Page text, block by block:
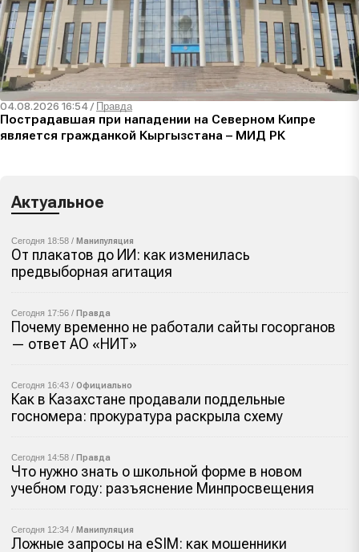
04.08.2026 16:54 / Правда
Пострадавшая при нападении на Северном Кипре
является гражданкой Кыргызстана – МИД РК
Актуальное
Сегодня 18:58 / Манипуляция
От плакатов до ИИ: как изменилась
предвыборная агитация
Сегодня 17:56 / Правда
Почему временно не работали сайты госорганов
— ответ АО «НИТ»
Сегодня 16:43 / Официально
Как в Казахстане продавали поддельные
госномера: прокуратура раскрыла схему
Сегодня 14:58 / Правда
Что нужно знать о школьной форме в новом
учебном году: разъяснение Минпросвещения
Сегодня 12:34 / Манипуляция
Ложные запросы на eSIM: как мошенники